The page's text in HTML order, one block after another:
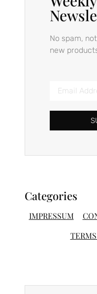
No spam,
new
Categories
IMPRESSUM